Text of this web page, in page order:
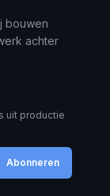
bouwen
achter
uit productie
Abonneren